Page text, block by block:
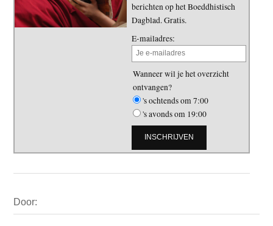
berichten op het Boeddhistisch
Dagblad. Gratis.
E-mailadres:
Wanneer wil je het overzicht
ontvangen?
's ochtends om 7:00
's avonds om 19:00
Sidebar
Door: